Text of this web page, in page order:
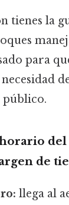
tienes la
para
público.
del
de
llega al